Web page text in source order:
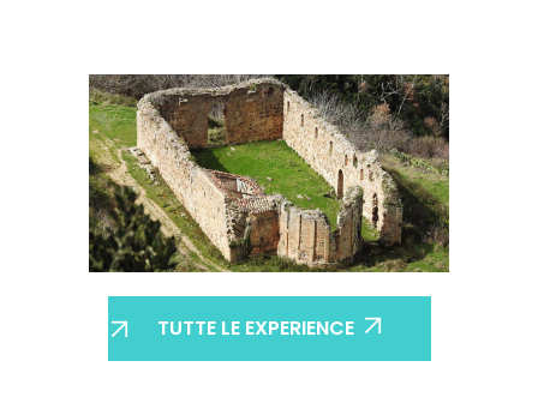
TUTTE LE EXPERIENCE